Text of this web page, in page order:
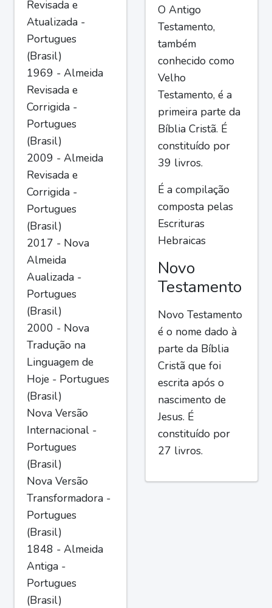
Revisada e
Atualizada -
Portugues
(Brasil)
1969 - Almeida
Revisada e
Corrigida -
Portugues
(Brasil)
2009 - Almeida
Revisada e
Corrigida -
Portugues
(Brasil)
2017 - Nova
Almeida
Aualizada -
Portugues
(Brasil)
2000 - Nova
Tradução na
Linguagem de
Hoje - Portugues
(Brasil)
Nova Versão
Internacional -
Portugues
(Brasil)
Nova Versão
Transformadora -
Portugues
(Brasil)
1848 - Almeida
Antiga -
Portugues
(Brasil)
O Antigo
Testamento,
também
conhecido como
Velho
Testamento, é a
primeira parte da
Bíblia Cristã. É
constituído por
39 livros.
É a compilação
composta pelas
Escrituras
Hebraicas
Novo
Testamento
Novo Testamento
é o nome dado à
parte da Bíblia
Cristã que foi
escrita após o
nascimento de
Jesus. É
constituído por
27 livros.